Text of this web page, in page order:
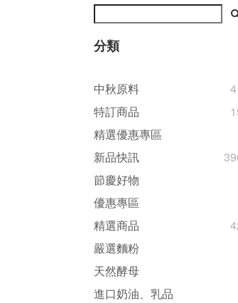
分類
中秋原料
特訂商品
精選優惠專區
新品快訊
節慶好物
優惠專區
精選商品
嚴選麵粉
天然酵母
進口奶油、乳品